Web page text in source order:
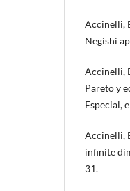
Accinelli,
Negishi
Accinelli,
Pareto y
Especial,
Accinelli,
infinite
31.